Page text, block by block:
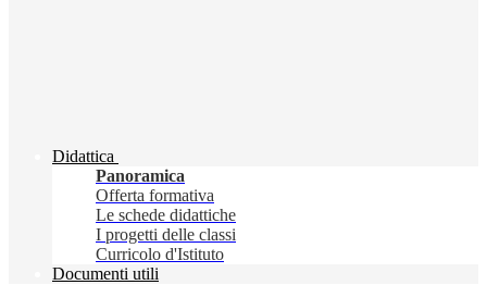
Didattica
Panoramica
Offerta formativa
Le schede didattiche
I progetti delle classi
Curricolo d'Istituto
Documenti utili